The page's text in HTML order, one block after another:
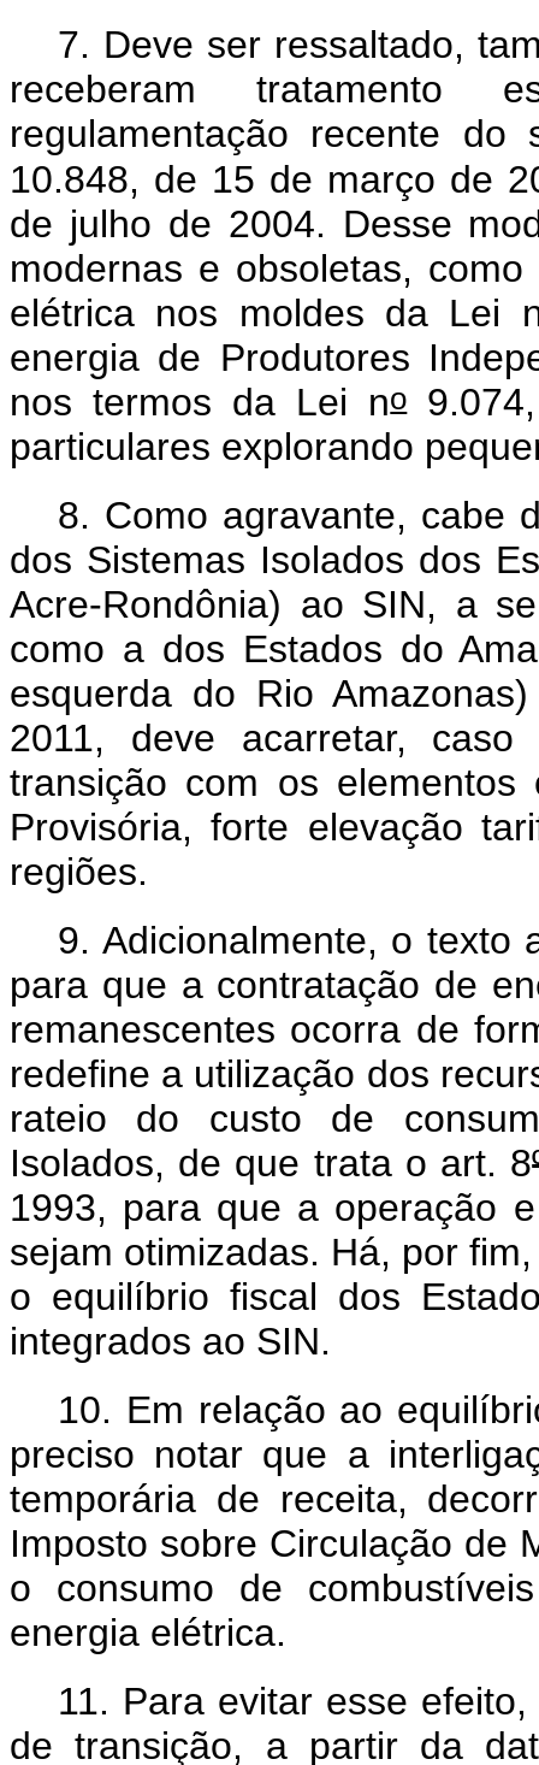
7. Deve ser ressaltado,
receberam tratamento
regulamentação recente
10.848, de 15 de março de
de julho de 2004. Desse
modernas e obsoletas,
elétrica nos moldes da Lei
energia de Produtores
nos termos da Lei no
particulares explorando
8. Como agravante, cabe
dos Sistemas Isolados dos
Acre-Rondônia) ao SIN, a
como a dos Estados do
esquerda do Rio
2011, deve acarretar,
transição com os
Provisória, forte elevação
regiões.
9. Adicionalmente, o texto
para que a contratação de
remanescentes ocorra de
redefine a utilização dos
rateio do custo de
Isolados, de que trata o art. 8
1993, para que a operação
sejam otimizadas. Há, por
o equilíbrio fiscal dos
integrados ao SIN.
10. Em relação ao
preciso notar que a
temporária de receita,
Imposto sobre Circulação de
o consumo de
energia elétrica.
11. Para evitar esse
de transição, a partir da